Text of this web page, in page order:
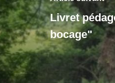
Livret
bocage"